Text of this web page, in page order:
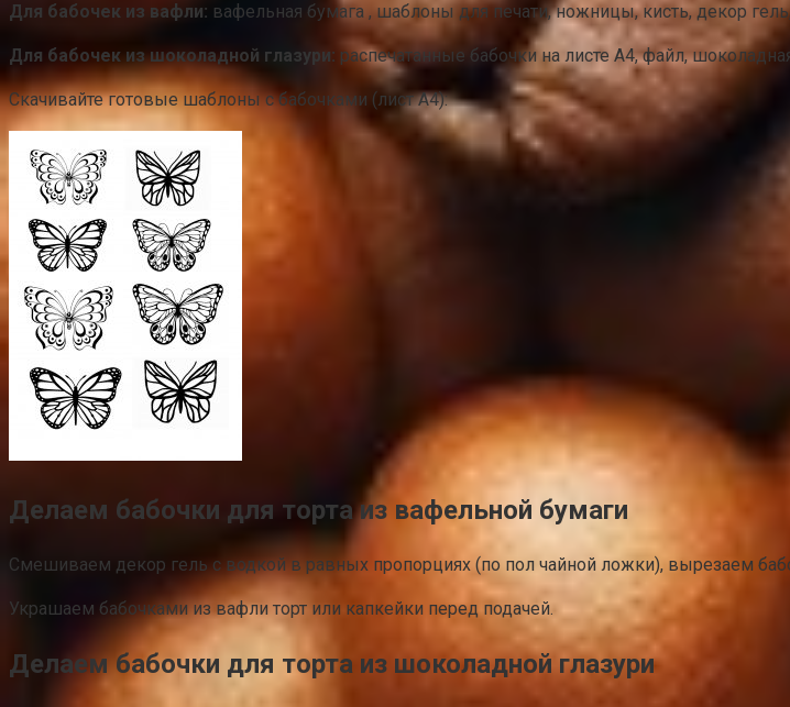
Для бабочек из вафли: вафельная бумага , шаблоны для печати, ножницы, кисть, декор
Для бабочек из шоколадной глазури: распечатанные бабочки на листе А4, файл,
Скачивайте готовые шаблоны с бабочками (лист А4):
Делаем бабочки для торта из вафельной бумаги
Смешиваем декор гель с водкой в равных пропорциях (по пол чайной ложки), вырезаем
Украшаем бабочками из вафли торт или капкейки перед подачей.
Делаем бабочки для торта из шоколадной глазури